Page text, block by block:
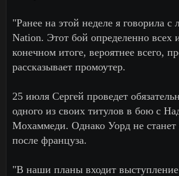
"Ранее на этой неделе я говорила с
Nation. Этот бой определенно всех
конечном итоге, вероятнее всего,
рассказывает промоутер.
25 июля Сергей проведет
одного из своих титулов в бою с
Мохаммеди. Однако Уорд не
после француза.
"В наши планы входит